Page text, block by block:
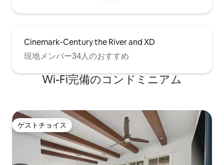
Cinemark-Century the River and XD
現地メンバー34人のおすすめ
Wi-Fi完備のコンドミニアム
ゲストチョイス
ゲストチョイス